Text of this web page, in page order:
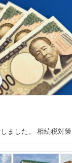
ました。 相続税対策